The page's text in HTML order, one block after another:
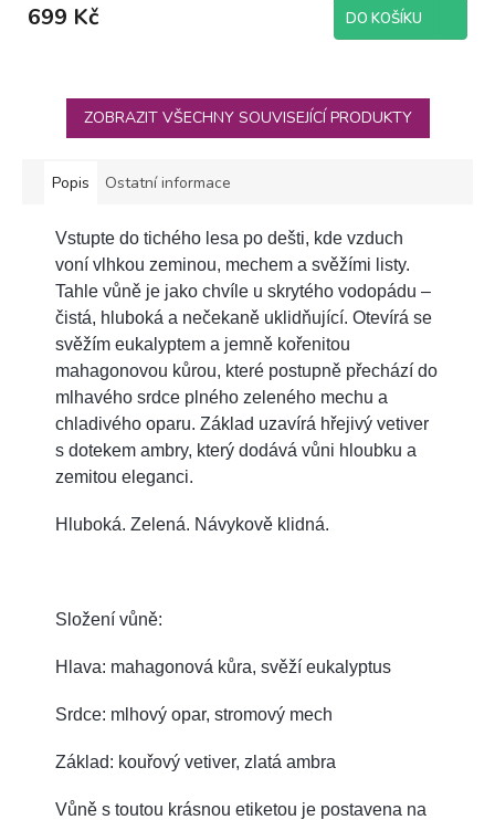
699 Kč DO KOŠÍKU
ZOBRAZIT VŠECHNY SOUVISEJÍCÍ PRODUKTY
Popis Ostatní informace
Vstupte do tichého lesa po dešti, kde vzduch
voní vlhkou zeminou, mechem a svěžími listy.
Tahle vůně je jako chvíle u skrytého vodopádu –
čistá, hluboká a nečekaně uklidňující. Otevírá se
svěžím eukalyptem a jemně kořenitou
mahagonovou kůrou, které postupně přechází do
mlhavého srdce plného zeleného mechu a
chladivého oparu. Základ uzavírá hřejivý vetiver
s dotekem ambry, který dodává vůni hloubku a
zemitou eleganci.
Hluboká. Zelená. Návykově klidná.
Složení vůně:
Hlava: mahagonová kůra, svěží eukalyptus
Srdce: mlhový opar, stromový mech
Základ: kouřový vetiver, zlatá ambra
Vůně s toutou krásnou etiketou je postavena na